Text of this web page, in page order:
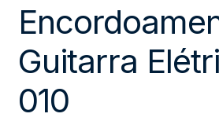
Guitarra
010